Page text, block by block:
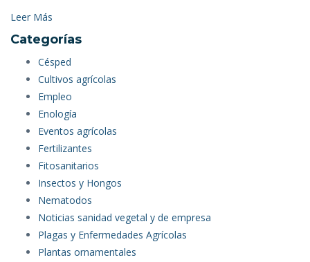
Leer Más
Categorías
Césped
Cultivos agrícolas
Empleo
Enología
Eventos agrícolas
Fertilizantes
Fitosanitarios
Insectos y Hongos
Nematodos
Noticias sanidad vegetal y de empresa
Plagas y Enfermedades Agrícolas
Plantas ornamentales